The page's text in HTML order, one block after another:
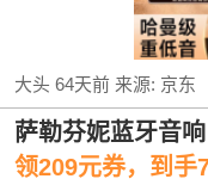
大头 64天前来源: 京东
萨勒芬妮蓝牙音响
领209元券，到手